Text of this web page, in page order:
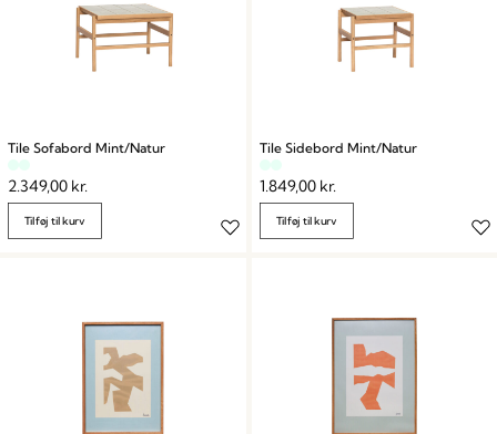
Tile Sofabord Mint/Natur
2.349,00 kr.
Tilføj til kurv
Tile Sidebord Mint/Natur
1.849,00 kr.
Tilføj til kurv